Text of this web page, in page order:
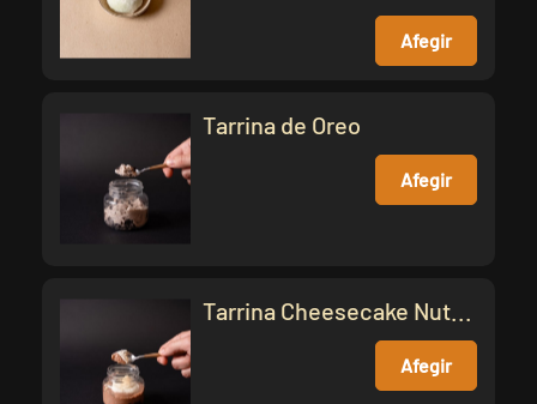
Afegir
Tarrina de Oreo
Afegir
Tarrina Cheesecake Nut...
Afegir